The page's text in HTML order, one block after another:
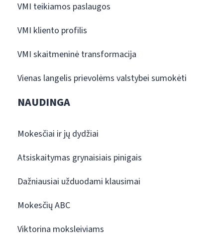
VMI teikiamos paslaugos
VMI kliento profilis
VMI skaitmeninė transformacija
Vienas langelis prievolėms valstybei sumokėti
NAUDINGA
Mokesčiai ir jų dydžiai
Atsiskaitymas grynaisiais pinigais
Dažniausiai užduodami klausimai
Mokesčių ABC
Viktorina moksleiviams